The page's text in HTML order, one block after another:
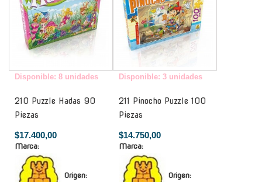
Disponible: 8 unidades
210 Puzzle Hadas 90
Piezas
$17.400,00
Marca:
Origen:
Disponible: 3 unidades
211 Pinocho Puzzle 100
Piezas
$14.750,00
Marca:
Origen: